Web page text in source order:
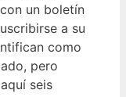
un boletín
a su
como
pero
seis